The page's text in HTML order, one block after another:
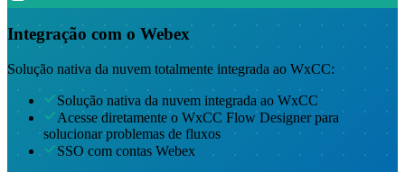
Integração com o Webex
Solução nativa da nuvem totalmente integrada ao WxCC:
Solução nativa da nuvem integrada ao WxCC
Acesse diretamente o WxCC Flow Designer para
solucionar problemas de fluxos
SSO com contas Webex